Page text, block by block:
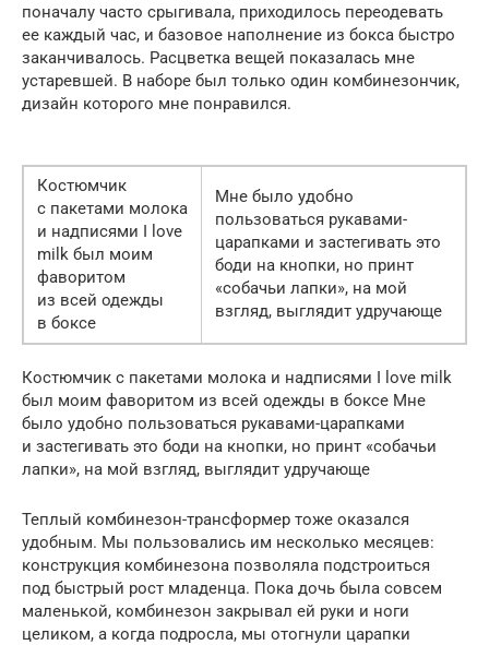
поначалу часто срыгивала, приходилось переодевать
ее каждый час, и базовое наполнение из бокса быстро
заканчивалось. Расцветка вещей показалась мне
устаревшей. В наборе был только один комбинезончик,
дизайн которого мне понравился.
Костюмчик
с пакетами молока
и надписями I love
milk был моим
фаворитом
из всей одежды
в боксе
Мне было удобно
пользоваться рукавами-
царапками и застегивать это
боди на кнопки, но принт
«собачьи лапки», на мой
взгляд, выглядит удручающе
Костюмчик с пакетами молока и надписями I love milk
был моим фаворитом из всей одежды в боксе Мне
было удобно пользоваться рукавами-царапками
и застегивать это боди на кнопки, но принт «собачьи
лапки», на мой взгляд, выглядит удручающе
Теплый комбинезон-трансформер тоже оказался
удобным. Мы пользовались им несколько месяцев:
конструкция комбинезона позволяла подстроиться
под быстрый рост младенца. Пока дочь была совсем
маленькой, комбинезон закрывал ей руки и ноги
целиком, а когда подросла, мы отогнули царапки